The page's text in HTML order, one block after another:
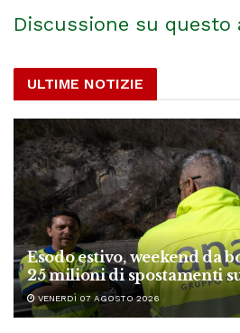
Discussione su questo
ULTIME NOTIZIE
Esodo estivo, weekend da
25 milioni di spostamenti
VENERDÌ 07 AGOSTO 2026